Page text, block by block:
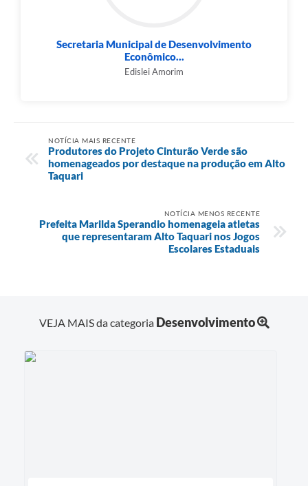
Secretaria Municipal de Desenvolvimento
Econômico...
Edislei Amorim
NOTÍCIA MAIS RECENTE
Produtores do Projeto Cinturão Verde são
homenageados por destaque na produção em Alto
Taquari
NOTÍCIA MENOS RECENTE
Prefeita Marilda Sperandio homenageia atletas
que representaram Alto Taquari nos Jogos
Escolares Estaduais
VEJA MAIS da categoria Desenvolvimento